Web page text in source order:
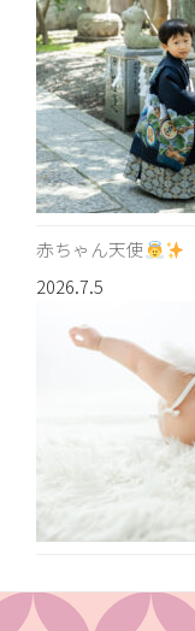
赤ちゃん天使
2026.7.5